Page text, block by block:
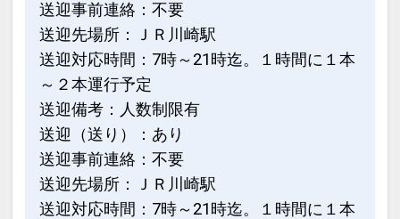
送迎事前連絡：不要
送迎先場所：ＪＲ川崎駅
送迎対応時間：7時～21時迄。１時間に１本
～２本運行予定
送迎備考：人数制限有
送迎（送り）：あり
送迎事前連絡：不要
送迎先場所：ＪＲ川崎駅
送迎対応時間：7時～21時迄。１時間に１本